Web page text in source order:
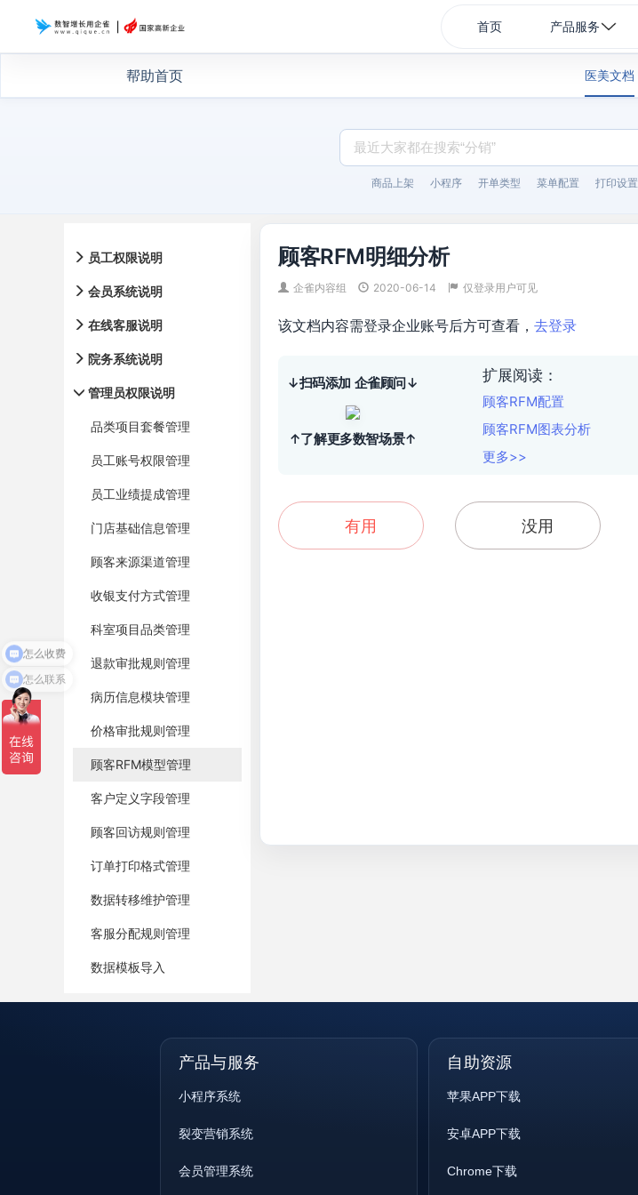
首页 产品服务
帮助首页 医美文档
商品上架 小程序 开单类型 菜单配置 打印设置
员工权限说明
会员系统说明
在线客服说明
院务系统说明
管理员权限说明
品类项目套餐管理
员工账号权限管理
员工业绩提成管理
门店基础信息管理
顾客来源渠道管理
收银支付方式管理
科室项目品类管理
退款审批规则管理
病历信息模块管理
价格审批规则管理
顾客RFM模型管理
客户定义字段管理
顾客回访规则管理
订单打印格式管理
数据转移维护管理
客服分配规则管理
数据模板导入
顾客RFM明细分析
企雀内容组 2020-06-14 仅登录用户可见
该文档内容需登录企业账号后方可查看， 去登录
↓扫码添加 企雀顾问↓
↑了解更多数智场景↑
扩展阅读：
顾客RFM配置
顾客RFM图表分析
更多>>
有用 没用
产品与服务
小程序系统
裂变营销系统
会员管理系统
自助资源
苹果APP下载
安卓APP下载
Chrome下载